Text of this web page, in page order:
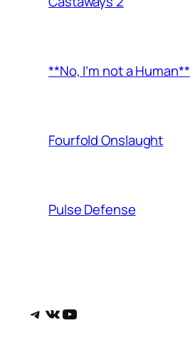
**No, I’m not a Human**
Fourfold Onslaught
Pulse Defense
Telegram
ВКонтакте
YouTube